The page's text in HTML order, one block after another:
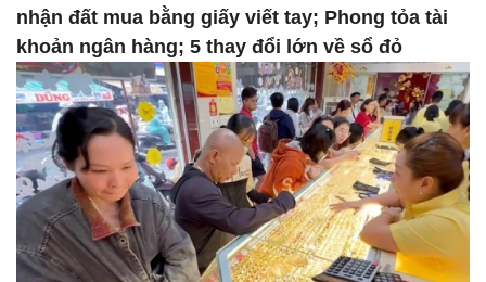
nhận đất mua bằng giấy viết tay; Phong tỏa tài
khoản ngân hàng; 5 thay đổi lớn về sổ đỏ